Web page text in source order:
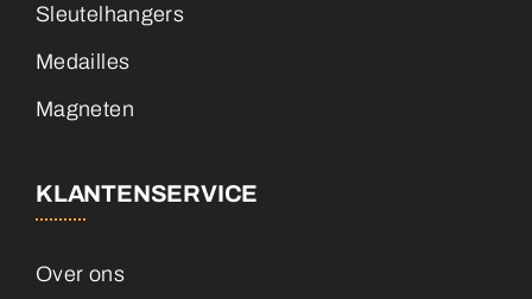
Sleutelhangers
Medailles
Magneten
KLANTENSERVICE
Over ons